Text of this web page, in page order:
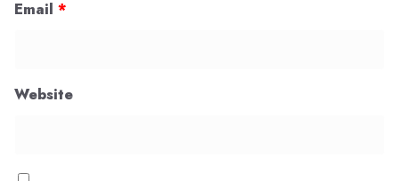
Email *
Website